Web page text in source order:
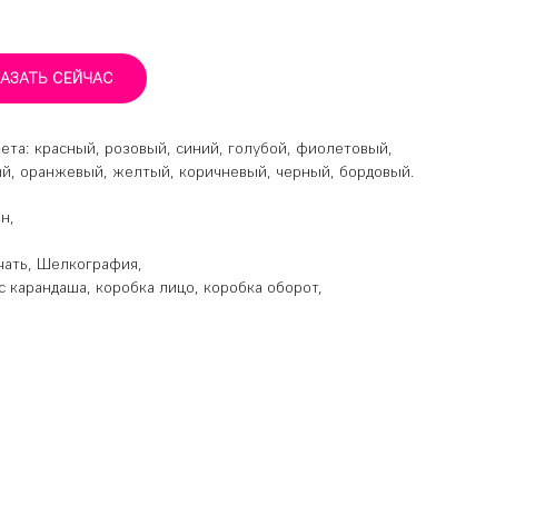
СЕЙЧАС
красный, розовый, синий, голубой, фиолетовый,
оранжевый, желтый, коричневый, черный, бордовый.
Шелкография,
карандаша, коробка лицо, коробка оборот,